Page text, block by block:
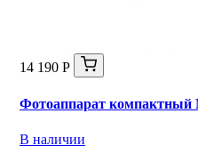
14 190 Р
Фотоаппарат компактный
В наличии